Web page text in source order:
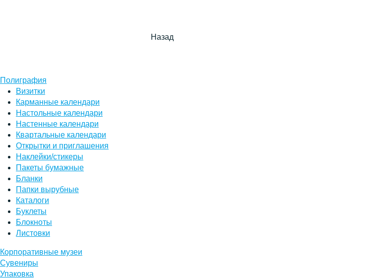
Назад
Полиграфия
Визитки
Карманные календари
Настольные календари
Настенные календари
Квартальные календари
Открытки и приглашения
Наклейки/стикеры
Пакеты бумажные
Бланки
Папки вырубные
Каталоги
Буклеты
Блокноты
Листовки
Корпоративные музеи
Сувениры
Упаковка